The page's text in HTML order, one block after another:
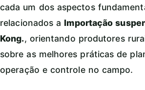
cada um dos aspectos
relacionados a Importação
Kong., orientando produtores
sobre as melhores práticas de
operação e controle no campo.